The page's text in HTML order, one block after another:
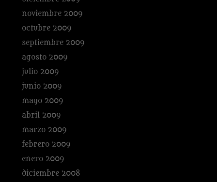
noviembre 2009
octubre 2009
septiembre 2009
agosto 2009
julio 2009
junio 2009
mayo 2009
abril 2009
marzo 2009
febrero 2009
enero 2009
diciembre 2008